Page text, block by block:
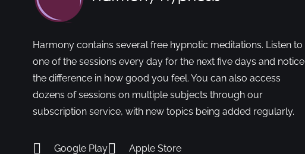
Harmony contains several free hypnotic meditations. Listen to
one of the sessions every day for the next five days and notice
the difference in how good you feel. You can also access
dozens of sessions on multiple subjects through our
subscription service, with new topics being added regularly.
Google Play Apple Store